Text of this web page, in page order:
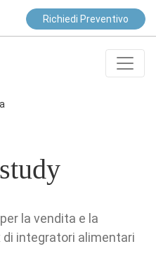
Richiedi Preventivo
la vendita e la
di integratori alimentari